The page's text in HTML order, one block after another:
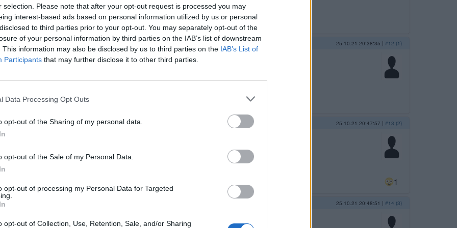
selection. Please note that after your opt-out request is processed you may
interest-based ads based on personal information utilized by us or personal
to third parties prior to your opt-out. You may separately opt-out of the
of your personal information by third parties on the IAB’s list of downstream
This information may also be disclosed by us to third parties on the IAB’s List of
Participants that may further disclose it to other third parties.
Data Processing Opt Outs
opt-out of the Sharing of my personal data.
opt-out of the Sale of my Personal Data.
opt-out of processing my Personal Data for Targeted
opt-out of Collection, Use, Retention, Sale, and/or Sharing
se a odpovědět
|Předmět:RE: 25.10.21 20:38:35 | #12 (1)
Jaké to je?
se a odpovědět
|Předmět:RE: RE: 25.10.21 20:47:57 | #13 (2)
Dle povrchu pichlavé, měkké, studené, horké, teplé, lepivé, atd.
1
Smazaný 25.10.21 20:48:51 | #14 (3)